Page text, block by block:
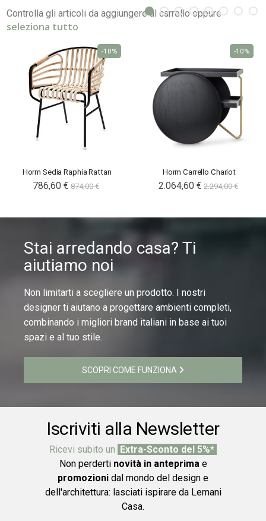
Controlla gli articoli da aggiungere al carrello oppure
seleziona tutto
Horm Sedia Raphia Rattan
786,60 € 874,00 €
-10%
Horm Carrello Chariot
2.064,60 € 2.294,00 €
-10%
Stai arredando casa? Ti
aiutiamo noi
Non limitarti a scegliere un prodotto. I nostri
designer ti aiutano a progettare ambienti completi,
combinando i migliori brand italiani in base ai tuoi
spazi e al tuo stile.
SCOPRI COME FUNZIONA
Iscriviti alla Newsletter
Ricevi subito un Extra-Sconto del 5%*
Non perderti novità in anteprimae
promozioni dal mondo del design e
dell'architettura: lasciati ispirare da Lemani
Casa.